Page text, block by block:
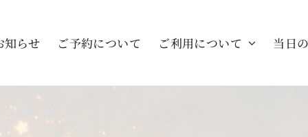
知らせ ご予約について ご利用について 当日